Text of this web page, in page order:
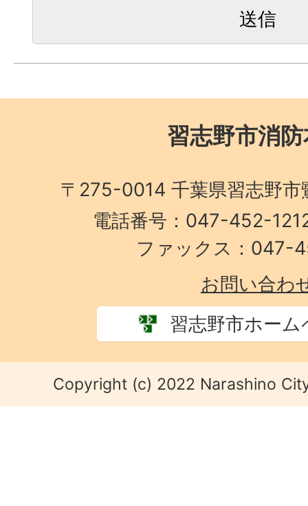
習志野市消
〒275-0014 千葉県習志野市
電話番号：047-452-
ファックス：047-
お問い合わ
習志野市ホーム
Copyright (c) 2022 Narashino